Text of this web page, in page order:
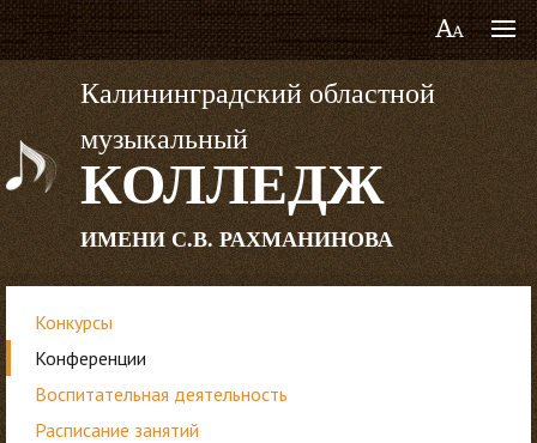
Калининградский областной
музыкальный
КОЛЛЕДЖ
ИМЕНИ С.В. РАХМАНИНОВА
Конкурсы
Конференции
Воспитательная деятельность
Расписание занятий